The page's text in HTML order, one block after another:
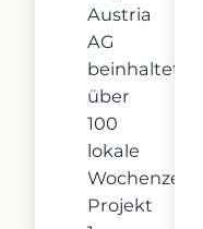
Austria
AG
beinhaltet
über
100
lokale
Projekt